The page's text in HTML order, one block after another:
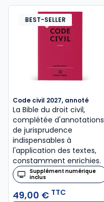
BEST-SELLER
Code civil 2027, annoté
La Bible du droit civil,
complétée d'annotations
de jurisprudence
indispensables à
l'application des textes,
constamment enrichies.
Supplément numérique
inclus
49,00 € TTC